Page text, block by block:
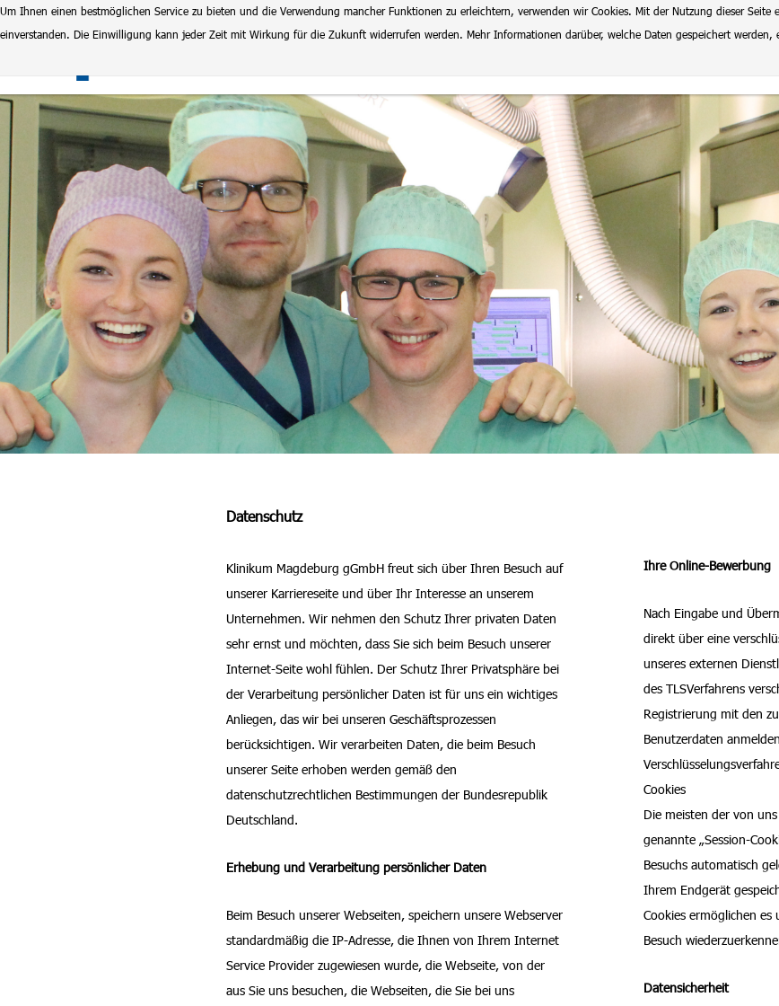
Um Ihnen einen bestmöglichen Service zu bieten und die Verwendung mancher Funktionen zu erleichtern, verwenden wir Cookies. Mit der Nutzung dieser Seite
einverstanden. Die Einwilligung kann jeder Zeit mit Wirkung für die Zukunft widerrufen werden. Mehr Informationen darüber, welche Daten gespeichert werden,
Klinikum Magdeburg Ausbildung
Datenschutz
Klinikum Magdeburg gGmbH freut sich über Ihren Besuch auf
unserer Karriereseite und über Ihr Interesse an unserem
Unternehmen. Wir nehmen den Schutz Ihrer privaten Daten
sehr ernst und möchten, dass Sie sich beim Besuch unserer
Internet-Seite wohl fühlen. Der Schutz Ihrer Privatsphäre bei
der Verarbeitung persönlicher Daten ist für uns ein wichtiges
Anliegen, das wir bei unseren Geschäftsprozessen
berücksichtigen. Wir verarbeiten Daten, die beim Besuch
unserer Seite erhoben werden gemäß den
datenschutzrechtlichen Bestimmungen der Bundesrepublik
Deutschland.
Erhebung und Verarbeitung persönlicher Daten
Beim Besuch unserer Webseiten, speichern unsere Webserver
standardmäßig die IP-Adresse, die Ihnen von Ihrem Internet
Service Provider zugewiesen wurde, die Webseite, von der
aus Sie uns besuchen, die Webseiten, die Sie bei uns
Ihre Online-Bewerbung
Nach Eingabe und
direkt über eine
unseres externen
des TLSVerfahrens
Registrierung mit den
Benutzerdaten
Cookies
Die meisten der von
genannte „Session-
Besuchs automatisch
Ihrem Endgerät
Cookies ermöglichen
Besuch
Datensicherheit